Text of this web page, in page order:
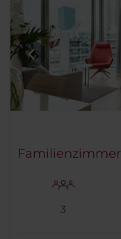
Familienzimmer
3